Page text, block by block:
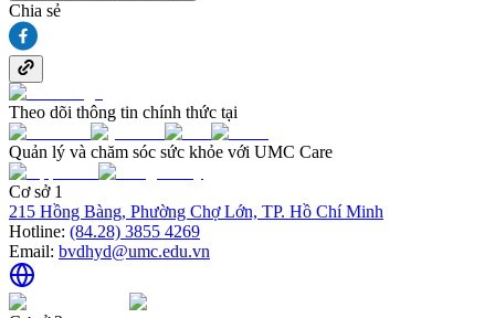
Chia sẻ
Theo dõi thông tin chính thức tại
Quản lý và chăm sóc sức khỏe với UMC Care
Cơ sở 1
215 Hồng Bàng, Phường Chợ Lớn, TP. Hồ Chí Minh
Hotline: (84.28) 3855 4269
Email: bvdhyd@umc.edu.vn